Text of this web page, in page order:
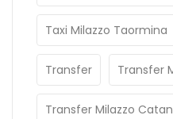
Taxi Milazzo Taormina
Transfer Transfer
Transfer Milazzo